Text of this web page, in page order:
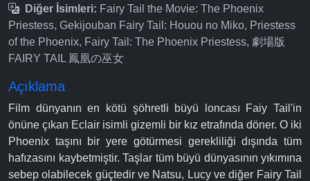
Diğer İsimleri: Fairy Tail the Movie: The Phoenix
Priestess, Gekijouban Fairy Tail: Houou no Miko, Priestess
of the Phoenix, Fairy Tail: The Phoenix Priestess, 劇場版
FAIRY TAIL 鳳凰の巫女
Açıklama
Film dünyanın en kötü şöhretli büyü loncası Faiy Tail'in
önüne çıkan Eclair isimli gizemli bir kız etrafında döner. O iki
Phoenix taşını bir yere götürmesi gerekliliği dışında tüm
hafızasını kaybetmiştir. Taşlar tüm büyü dünyasının yıkımına
sebep olabilecek güçtedir ve Natsu, Lucy ve diğer Fairy Tail